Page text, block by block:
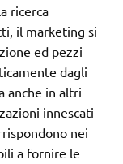
ricerca
il marketing si
ed pezzi
dagli
anche in altri
innescati
nei
a fornire le